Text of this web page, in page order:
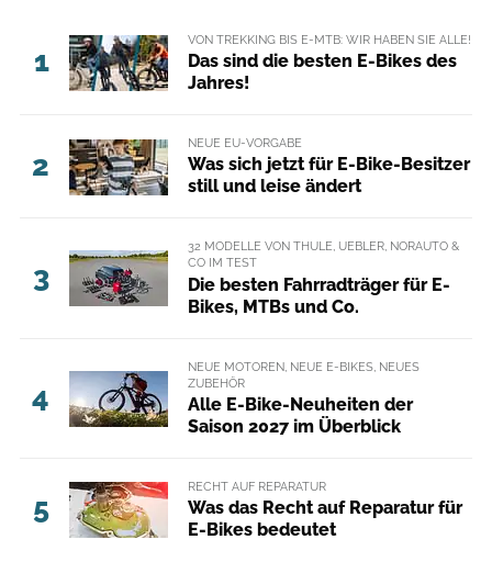
1
VON TREKKING BIS E-MTB: WIR HABEN SIE ALLE!
Das sind die besten E-Bikes des
Jahres!
2
NEUE EU-VORGABE
Was sich jetzt für E-Bike-Besitzer
still und leise ändert
3
32 MODELLE VON THULE, UEBLER, NORAUTO &
CO IM TEST
Die besten Fahrradträger für E-
Bikes, MTBs und Co.
4
NEUE MOTOREN, NEUE E-BIKES, NEUES
ZUBEHÖR
Alle E-Bike-Neuheiten der
Saison 2027 im Überblick
5
RECHT AUF REPARATUR
Was das Recht auf Reparatur für
E-Bikes bedeutet